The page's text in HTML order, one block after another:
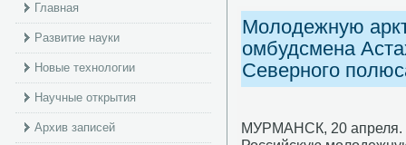
Главная
Развитие науки
Новые технологии
Научные открытия
Архив записей
Молодежную
омбудсмена
Северного
МУРМАНСК, 20 апреля.